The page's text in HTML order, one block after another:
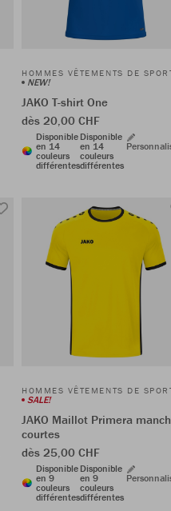
HOMMES VÊTEMENTS DE
NEW!
JAKO T-shirt One
dès 20,00 CHF
Disponible
en 14
couleurs
différentes
Disponible
en 14
couleurs
différentes
HOMMES VÊTEMENTS DE
SALE!
JAKO Maillot Primera
courtes
dès 25,00 CHF
Disponible
en 9
couleurs
différentes
Disponible
en 9
couleurs
différentes